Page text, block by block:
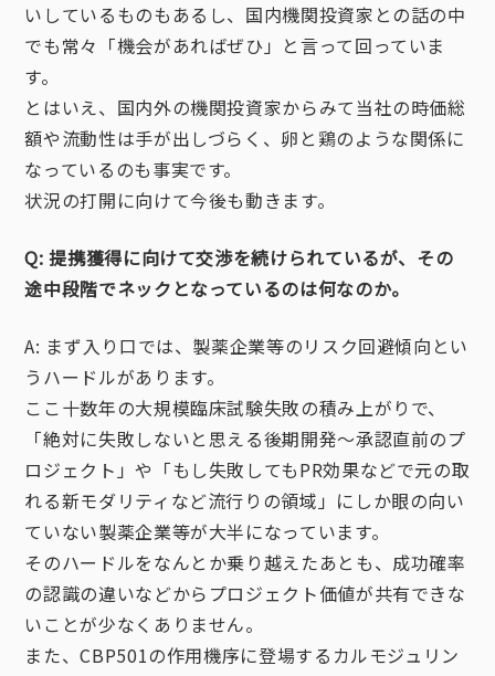
いしているものもあるし、国内機関投資家との話の中
でも常々「機会があればぜひ」と言って回っていま
す。
とはいえ、国内外の機関投資家からみて当社の時価総
額や流動性は手が出しづらく、卵と鶏のような関係に
なっているのも事実です。
状況の打開に向けて今後も動きます。
Q: 提携獲得に向けて交渉を続けられているが、その
途中段階でネックとなっているのは何なのか。
A: まず入り口では、製薬企業等のリスク回避傾向とい
うハードルがあります。
ここ十数年の大規模臨床試験失敗の積み上がりで、
「絶対に失敗しないと思える後期開発〜承認直前のプ
ロジェクト」や「もし失敗してもPR効果などで元の取
れる新モダリティなど流行りの領域」にしか眼の向い
ていない製薬企業等が大半になっています。
そのハードルをなんとか乗り越えたあとも、成功確率
の認識の違いなどからプロジェクト価値が共有できな
いことが少なくありません。
また、CBP501の作用機序に登場するカルモジュリン